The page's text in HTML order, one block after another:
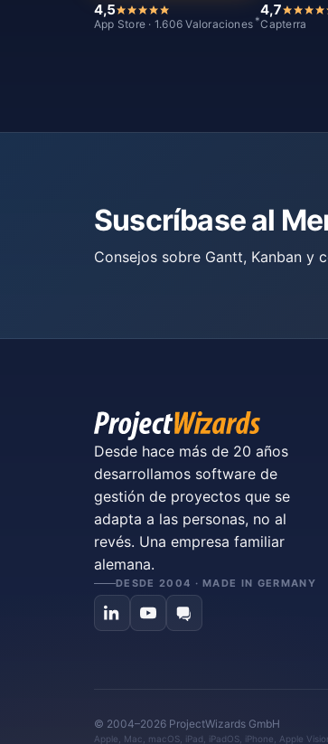
4,5
App Store · 1.606 Valoraciones *
4,7
Capterra
Suscríbase al
Consejos sobre Gantt, Kanban y
Desde hace más de 20 años
desarrollamos software de
gestión de proyectos que se
adapta a las personas, no al
revés. Una empresa familiar
alemana.
DESDE 2004 · MADE IN GERMANY
© 2004–2026 ProjectWizards GmbH
Apple, Mac, macOS, iPad, iPadOS, iPhone, Apple